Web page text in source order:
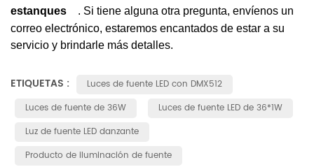
estanques
. Si tiene alguna otra pregunta, envíenos un
correo electrónico, estaremos encantados de estar a su
servicio y brindarle más detalles.
ETIQUETAS :
Luces de fuente LED con DMX512
Luces de fuente de 36W
Luces de fuente LED de 36*1W
Luz de fuente LED danzante
Producto de iluminación de fuente